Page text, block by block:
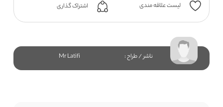
لیست علاقه مندی اشتراک گذاری
ناشر / طراح : Mr Latifi